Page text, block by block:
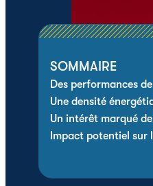
SOMMAIRE
Des performances
Une densité
Un intérêt marqué
Impact potentiel sur